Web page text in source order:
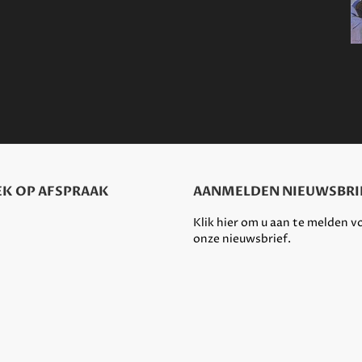
OP AFSPRAAK AANMELDEN
Klik hier om u aan te melden
onze nieuwsbrief.